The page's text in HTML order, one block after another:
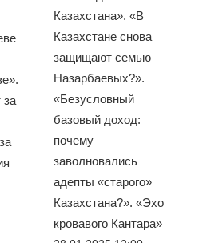
за
Казахстана». «В
Казахстане снова
защищают семью
Назарбаевых?».
«Безусловный
базовый доход:
почему
заволновались
адепты «старого»
Казахстана?». «Эхо
кровавого Кантара»